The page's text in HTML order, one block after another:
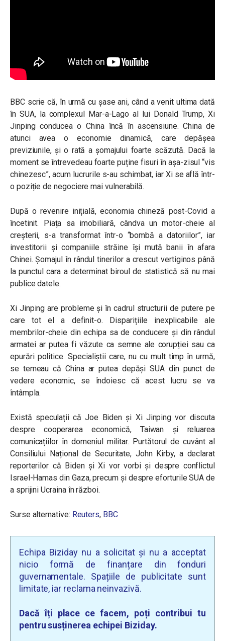
BBC scrie că, în urmă cu șase ani, când a venit ultima dată
în SUA, la complexul Mar-a-Lago al lui Donald Trump, Xi
Jinping conducea o China încă în ascensiune. China de
atunci avea o economie dinamică, care depășea
previziunile, și o rată a șomajului foarte scăzută. Dacă la
moment se întrevedeau foarte puține fisuri în așa-zisul “vis
chinezesc”, acum lucrurile s-au schimbat, iar Xi se află într-
o poziție de negociere mai vulnerabilă.
După o revenire inițială, economia chineză post-Covid a
încetinit. Piața sa imobiliară, cândva un motor-cheie al
creșterii, s-a transformat într-o “bombă a datoriilor”, iar
investitorii și companiile străine își mută banii în afara
Chinei. Șomajul în rândul tinerilor a crescut vertiginos până
la punctul cara a determinat biroul de statistică să nu mai
publice datele.
Xi Jinping are probleme și în cadrul structurii de putere pe
care tot el a definit-o. Disparițiile inexplicabile ale
membrilor-cheie din echipa sa de conducere și din rândul
armatei ar putea fi văzute ca semne ale corupției sau ca
epurări politice. Specialiștii care, nu cu mult timp în urmă,
se temeau că China ar putea depăși SUA din punct de
vedere economic, se îndoiesc că acest lucru se va
întâmpla.
Există speculații că Joe Biden și Xi Jinping vor discuta
despre cooperarea economică, Taiwan și reluarea
comunicațiilor în domeniul militar. Purtătorul de cuvânt al
Consiliului Național de Securitate, John Kirby, a declarat
reporterilor că Biden și Xi vor vorbi și despre conflictul
Israel-Hamas din Gaza, precum și despre eforturile SUA de
a sprijini Ucraina în război.
Surse alternative: Reuters, BBC
Echipa Biziday nu a solicitat și nu a acceptat
nicio formă de finanțare din fonduri
guvernamentale. Spațiile de publicitate sunt
limitate, iar reclama neinvazivă.
Dacă îți place ce facem, poți contribui tu
pentru susținerea echipei Biziday.